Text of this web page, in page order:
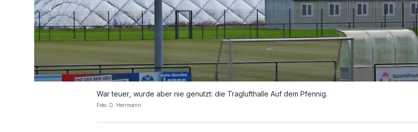
War teuer, wurde aber nie genutzt: die Traglufthalle Auf dem Pfennig.
Foto: D. Herrmann